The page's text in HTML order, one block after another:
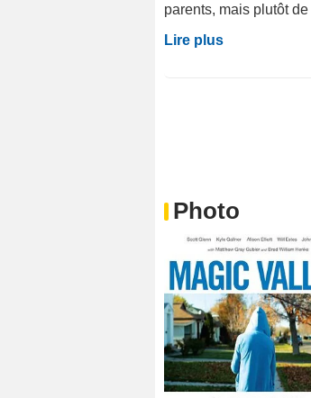
parents, mais plutôt
Lire plus
Photo